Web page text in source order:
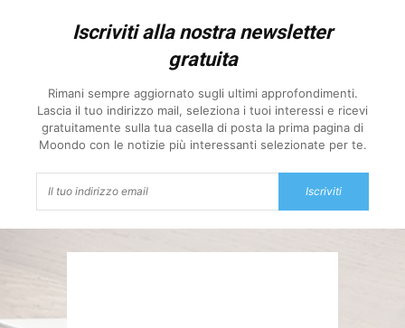
Iscriviti alla nostra newsletter
gratuita
Rimani sempre aggiornato sugli ultimi approfondimenti.
Lascia il tuo indirizzo mail, seleziona i tuoi interessi e ricevi
gratuitamente sulla tua casella di posta la prima pagina di
Moondo con le notizie più interessanti selezionate per te.
Iscriviti